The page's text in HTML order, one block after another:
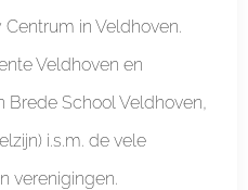
in Veldhoven.
Veldhoven en
Brede School Veldhoven,
i.s.m. de vele
verenigingen.